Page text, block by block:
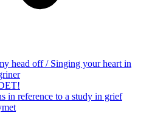
head off / Singing your heart in
in reference to a study in grief